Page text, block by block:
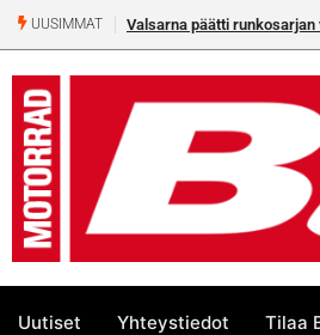
UUSIMMAT Valsarna päätti
Uutiset Yhteystiedot Tilaa